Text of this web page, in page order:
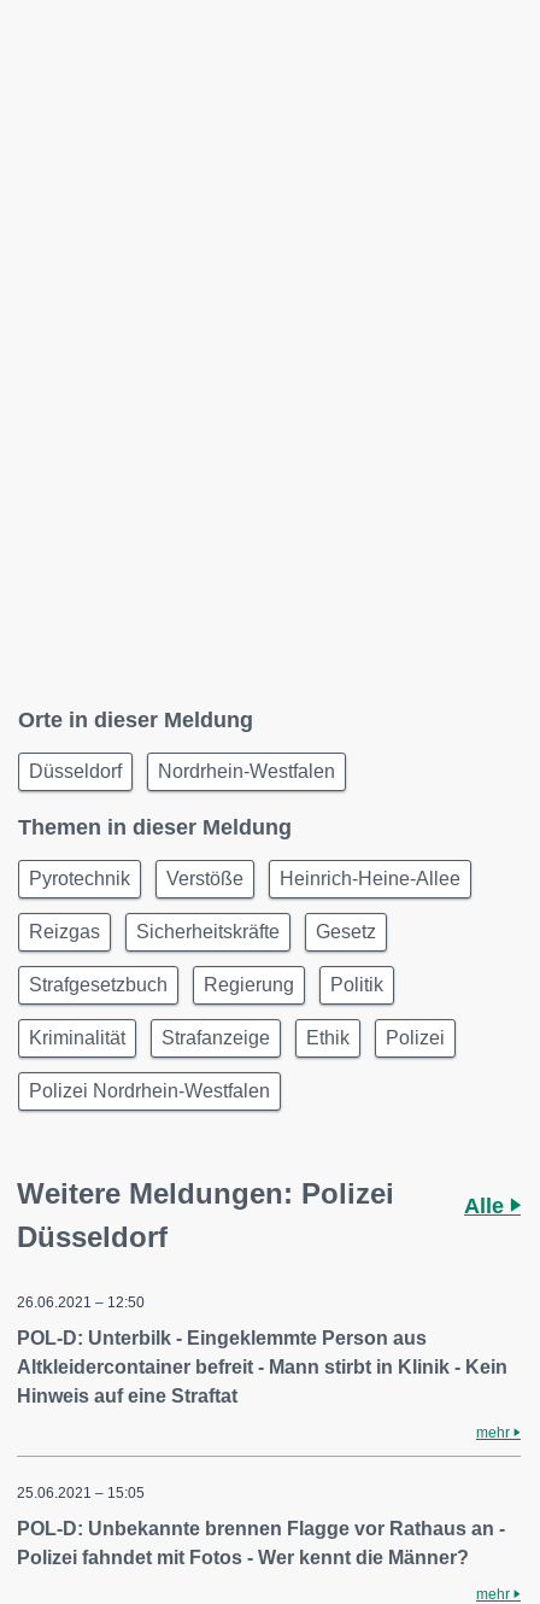
Orte in dieser Meldung
Düsseldorf Nordrhein-Westfalen
Themen in dieser Meldung
Pyrotechnik Verstöße Heinrich-Heine-Allee
Reizgas Sicherheitskräfte Gesetz
Strafgesetzbuch Regierung Politik
Kriminalität Strafanzeige Ethik Polizei
Polizei Nordrhein-Westfalen
Weitere Meldungen: Polizei
Düsseldorf
Alle
26.06.2021 – 12:50
POL-D: Unterbilk - Eingeklemmte Person aus
Altkleidercontainer befreit - Mann stirbt in Klinik - Kein
Hinweis auf eine Straftat
mehr
25.06.2021 – 15:05
POL-D: Unbekannte brennen Flagge vor Rathaus an -
Polizei fahndet mit Fotos - Wer kennt die Männer?
mehr